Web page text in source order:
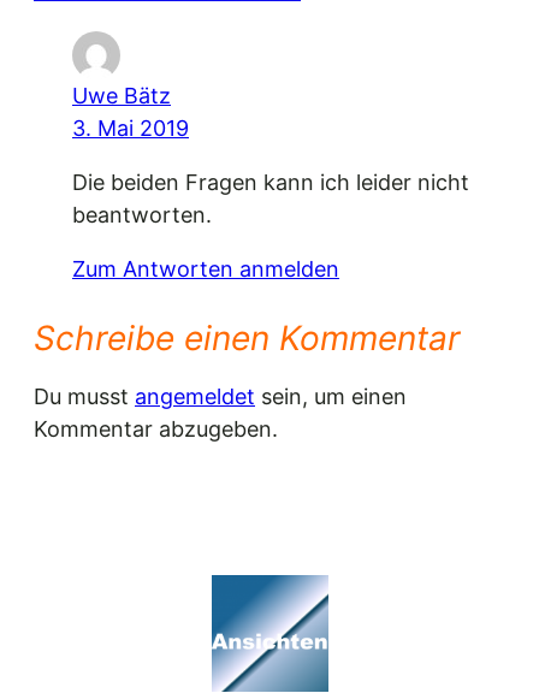
Uwe Bätz
3. Mai 2019
Die beiden Fragen kann ich leider nicht
beantworten.
Zum Antworten anmelden
Schreibe einen Kommentar
Du musst angemeldet sein, um einen
Kommentar abzugeben.